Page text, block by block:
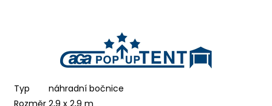
Typ
náhradní bočnice
Rozměr 2,9 x 2,9 m